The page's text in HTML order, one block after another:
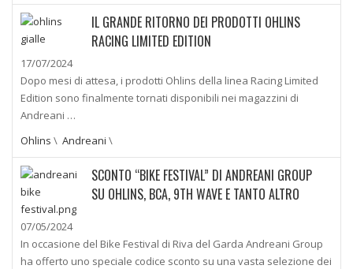
IL GRANDE RITORNO DEI PRODOTTI OHLINS
RACING LIMITED EDITION
17/07/2024
Dopo mesi di attesa, i prodotti Ohlins della linea Racing Limited
Edition sono finalmente tornati disponibili nei magazzini di
Andreani …
Ohlins \ Andreani \
SCONTO “BIKE FESTIVAL” DI ANDREANI GROUP
SU OHLINS, BCA, 9TH WAVE E TANTO ALTRO
07/05/2024
In occasione del Bike Festival di Riva del Garda Andreani Group
ha offerto uno speciale codice sconto su una vasta selezione dei